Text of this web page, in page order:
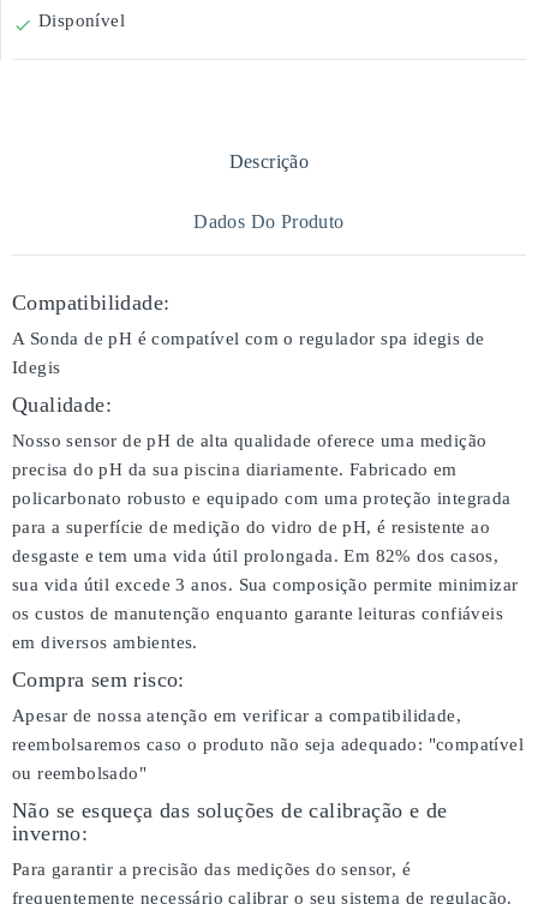
 Disponível
Descrição
Dados Do Produto
Compatibilidade:
A Sonda de pH é compatível com o regulador spa idegis de
Idegis
Qualidade:
Nosso sensor de pH de alta qualidade oferece uma medição
precisa do pH da sua piscina diariamente. Fabricado em
policarbonato robusto e equipado com uma proteção integrada
para a superfície de medição do vidro de pH, é resistente ao
desgaste e tem uma vida útil prolongada. Em 82% dos casos,
sua vida útil excede 3 anos. Sua composição permite minimizar
os custos de manutenção enquanto garante leituras confiáveis
em diversos ambientes.
Compra sem risco:
Apesar de nossa atenção em verificar a compatibilidade,
reembolsaremos caso o produto não seja adequado: "compatível
ou reembolsado"
Não se esqueça das soluções de calibração e de
inverno:
Para garantir a precisão das medições do sensor, é
frequentemente necessário calibrar o seu sistema de regulação.